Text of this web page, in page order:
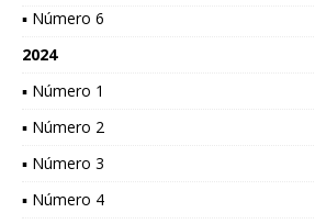
▪ Número 6
2024
▪ Número 1
▪ Número 2
▪ Número 3
▪ Número 4